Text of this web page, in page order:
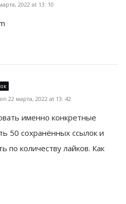
2022 at 13: 10
22 марта, 2022 at 13: 42
именно конкретные
50 сохранённых ссылок и
по количеству лайков. Как